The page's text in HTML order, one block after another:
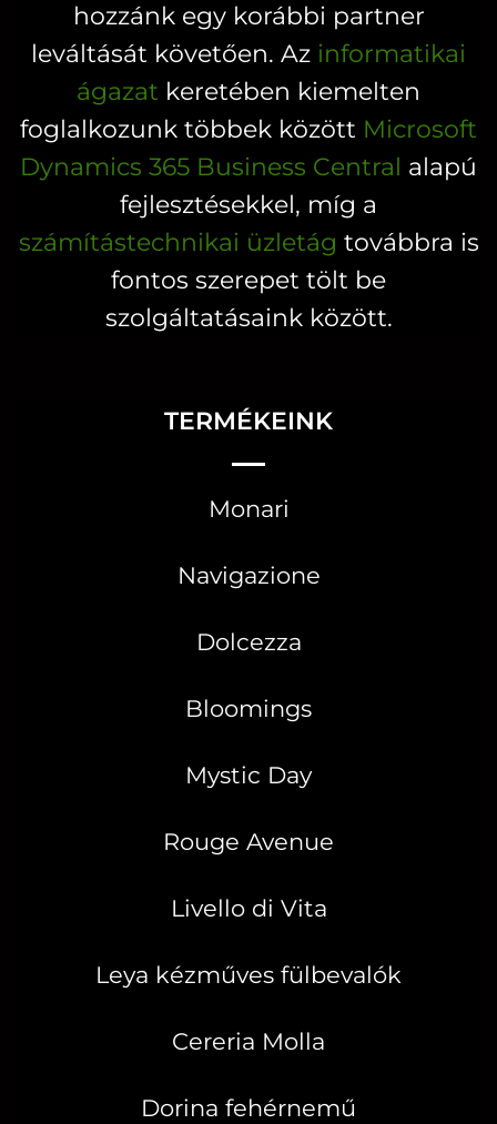
hozzánk egy korábbi partner
leváltását követően. Az informatikai
ágazat keretében kiemelten
foglalkozunk többek között Microsoft
Dynamics 365 Business Central alapú
fejlesztésekkel, míg a
számítástechnikai üzletág továbbra is
fontos szerepet tölt be
szolgáltatásaink között.
TERMÉKEINK
Monari
Navigazione
Dolcezza
Bloomings
Mystic Day
Rouge Avenue
Livello di Vita
Leya kézműves fülbevalók
Cereria Molla
Dorina fehérnemű